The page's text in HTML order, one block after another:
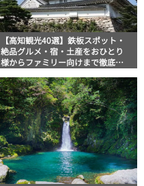
【高知観光40選】鉄板スポット・
絶品グルメ・宿・土産をおひとり
様からファミリー向けまで徹底解